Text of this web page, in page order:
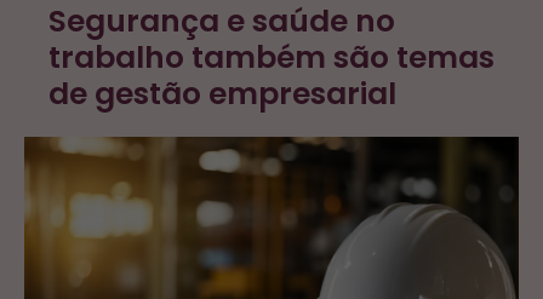
Segurança e saúde no
trabalho também são temas
de gestão empresarial